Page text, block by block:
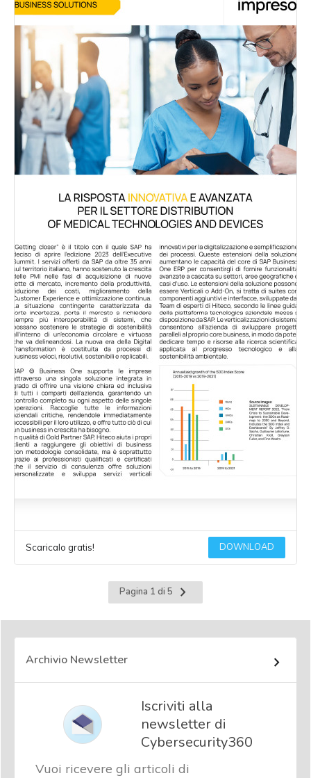
Scaricalo gratis! DOWNLOAD
Pagina 1 di 5
Pagina
successiva
Archivio Newsletter
Iscriviti alla
newsletter di
Cybersecurity360
Vuoi ricevere gli articoli di